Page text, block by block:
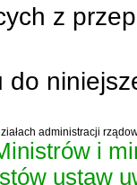
z
do
administracji
i
ustaw